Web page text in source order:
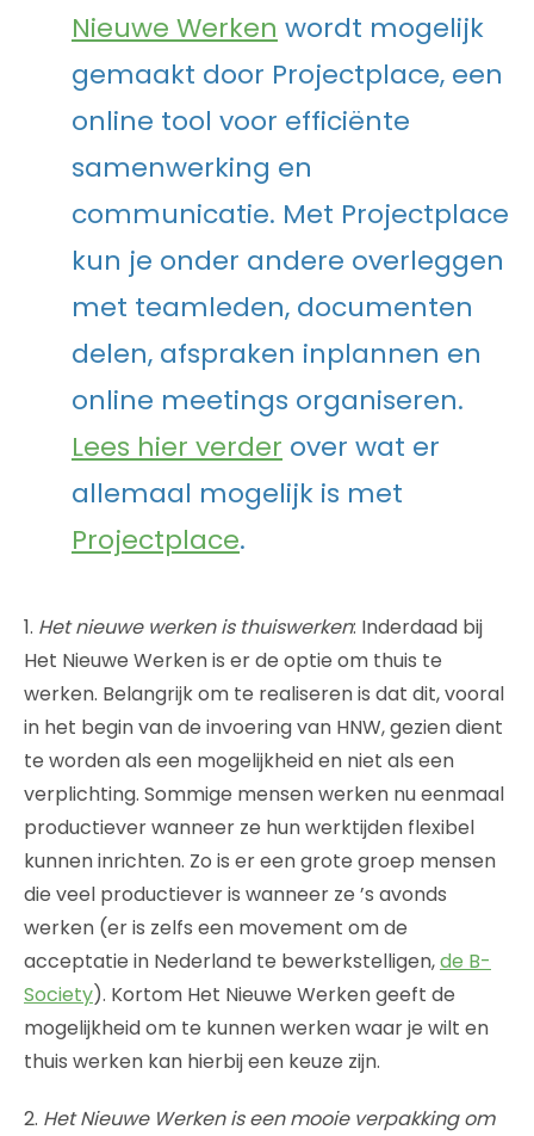
Nieuwe Werken wordt mogelijk
gemaakt door Projectplace, een
online tool voor efficiënte
samenwerking en
communicatie. Met Projectplace
kun je onder andere overleggen
met teamleden, documenten
delen, afspraken inplannen en
online meetings organiseren.
Lees hier verder over wat er
allemaal mogelijk is met
Projectplace.
1. Het nieuwe werken is thuiswerken: Inderdaad bij
Het Nieuwe Werken is er de optie om thuis te
werken. Belangrijk om te realiseren is dat dit, vooral
in het begin van de invoering van HNW, gezien dient
te worden als een mogelijkheid en niet als een
verplichting. Sommige mensen werken nu eenmaal
productiever wanneer ze hun werktijden flexibel
kunnen inrichten. Zo is er een grote groep mensen
die veel productiever is wanneer ze ’s avonds
werken (er is zelfs een movement om de
acceptatie in Nederland te bewerkstelligen,de B-
Society). Kortom Het Nieuwe Werken geeft de
mogelijkheid om te kunnen werken waar je wilt en
thuis werken kan hierbij een keuze zijn.
2. Het Nieuwe Werken is een mooie verpakking om